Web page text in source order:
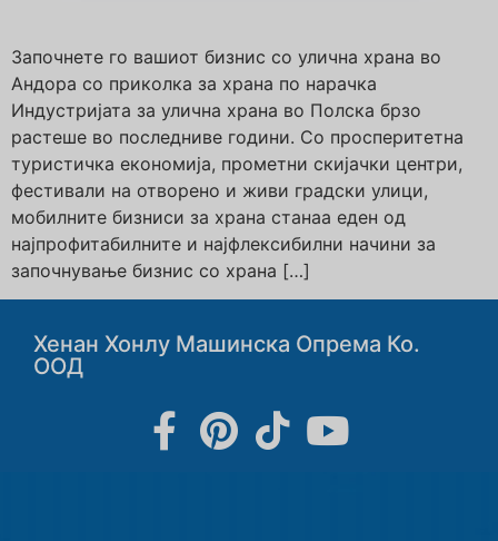
Започнете го вашиот бизнис со улична храна во
Андора со приколка за храна по нарачка
Индустријата за улична храна во Полска брзо
растеше во последниве години. Со просперитетна
туристичка економија, прометни скијачки центри,
фестивали на отворено и живи градски улици,
мобилните бизниси за храна станаа еден од
најпрофитабилните и најфлексибилни начини за
започнување бизнис со храна […]
Хенан Хонлу Машинска Опрема Ко.
ООД